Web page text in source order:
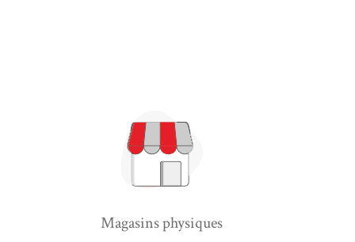
Magasins physiques